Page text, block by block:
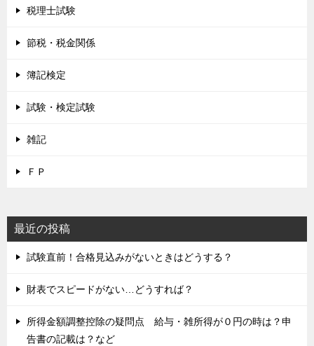
税理士試験
節税・税金関係
簿記検定
試験・検定試験
雑記
ＦＰ
最近の投稿
試験直前！合格見込みがないときはどうする？
財表でスピードがない…どうすれば？
所得金額調整控除の疑問点 給与・雑所得が０円の時は？申
告書の記載は？など